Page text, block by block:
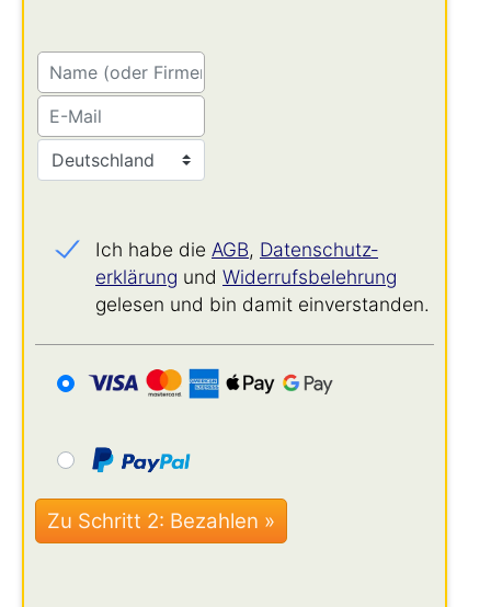
Ich habe die AGB, Datenschutz­
erklärung und Widerrufs­belehrung
gelesen und bin damit einverstanden.